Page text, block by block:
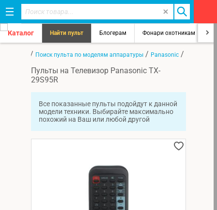
Каталог Найти пульт Блогерам Фонари охотникам
/ Поиск пульта по моделям аппаратуры / Panasonic /
Пульты на Телевизор Panasonic TX-
29S95R
Все показанные пульты подойдут к данной
модели техники. Выбирайте максимально
похожий на Ваш или любой другой